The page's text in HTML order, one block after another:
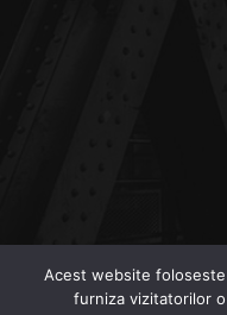
Acest website
furniza vizitatorilor